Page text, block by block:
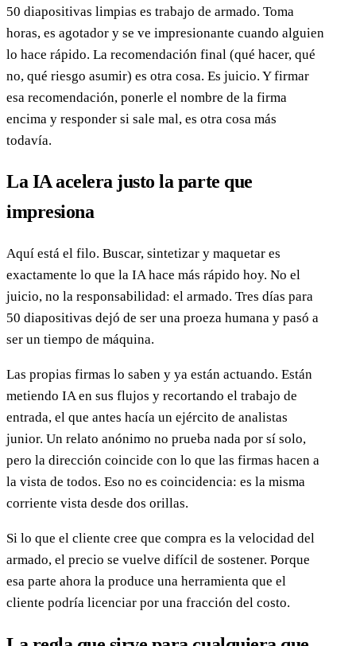
50 diapositivas limpias es trabajo de armado. Toma
horas, es agotador y se ve impresionante cuando alguien
lo hace rápido. La recomendación final (qué hacer, qué
no, qué riesgo asumir) es otra cosa. Es juicio. Y firmar
esa recomendación, ponerle el nombre de la firma
encima y responder si sale mal, es otra cosa más
todavía.
La IA acelera justo la parte que
impresiona
Aquí está el filo. Buscar, sintetizar y maquetar es
exactamente lo que la IA hace más rápido hoy. No el
juicio, no la responsabilidad: el armado. Tres días para
50 diapositivas dejó de ser una proeza humana y pasó a
ser un tiempo de máquina.
Las propias firmas lo saben y ya están actuando. Están
metiendo IA en sus flujos y recortando el trabajo de
entrada, el que antes hacía un ejército de analistas
junior. Un relato anónimo no prueba nada por sí solo,
pero la dirección coincide con lo que las firmas hacen a
la vista de todos. Eso no es coincidencia: es la misma
corriente vista desde dos orillas.
Si lo que el cliente cree que compra es la velocidad del
armado, el precio se vuelve difícil de sostener. Porque
esa parte ahora la produce una herramienta que el
cliente podría licenciar por una fracción del costo.